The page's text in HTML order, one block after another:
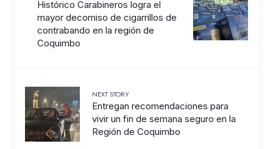
Histórico Carabineros logra el
mayor decomiso de cigarrillos de
contrabando en la región de
Coquimbo
NEXT STORY
Entregan recomendaciones para
vivir un fin de semana seguro en la
Región de Coquimbo